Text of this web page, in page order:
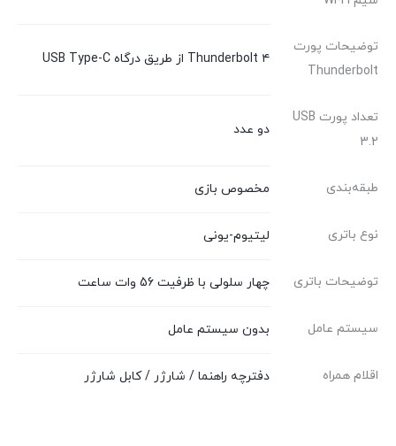
توضیحات پورت
Thunderbolt
Thunderbolt ۴ از طریق درگاه USB Type-C
تعداد پورت USB
3.2
دو عدد
طبقه‌بندی مخصوص بازی
نوع باتری لیتیوم-یونی
توضیحات باتری چهار سلولی با ظرفیت 56 وات ساعت
سیستم عامل بدون سیستم عامل
اقلام همراه دفترچه راهنما / شارژر / کابل شارژر